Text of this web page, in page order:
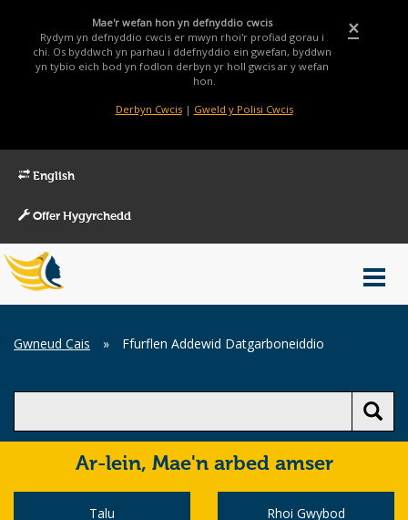
×
Mae'r wefan hon yn defnyddio cwcis
Rydym yn defnyddio cwcis er mwyn rhoi'r profiad gorau i
chi. Os byddwch yn parhau i ddefnyddio ein gwefan, byddwn
yn tybio eich bod yn fodlon derbyn yr holl gwcis ar y wefan
hon.
Derbyn Cwcis| Gweld y Polisi Cwcis
English
Offer Hygyrchedd
Main
Menu
Breadcrumb
Gwneud Cais » Ffurflen Addewid Datgarboneiddio
Ar-lein, Mae'n arbed amser
Talu Rhoi Gwybod